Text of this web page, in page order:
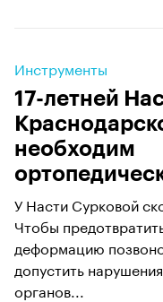
Инструменты
17-летней
необходим
У Насти Сурковой
Чтобы
деформацию
допустить
органов...